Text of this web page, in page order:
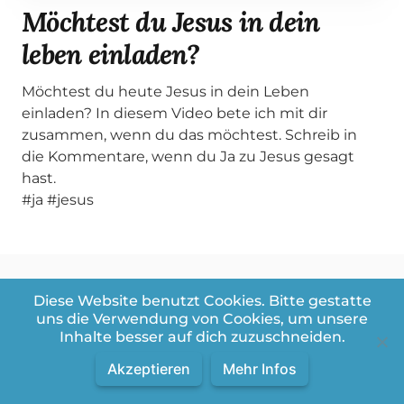
Möchtest du Jesus in dein
leben einladen?
Möchtest du heute Jesus in dein Leben
einladen? In diesem Video bete ich mit dir
zusammen, wenn du das möchtest. Schreib in
die Kommentare, wenn du Ja zu Jesus gesagt
hast.
#ja #jesus
Weitere Videos aus der Playlist:
Videos in dieser Playlist
303
Diese Website benutzt Cookies. Bitte gestatte
uns die Verwendung von Cookies, um unsere
Inhalte besser auf dich zuzuschneiden.
Akzeptieren Mehr Infos